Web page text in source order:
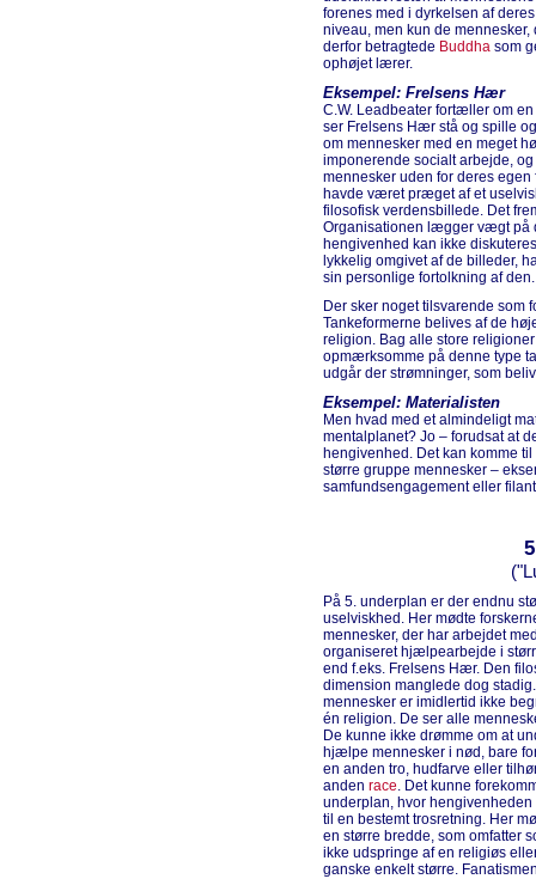
forenes med i dyrkelsen af
niveau, men kun de
derfor betragtede Buddha som
ophøjet lærer.
Eksempel: Frelsens Hær
C.W. Leadbeater fortæller om
ser Frelsens Hær stå og spille
om mennesker med en meget
imponerende socialt arbejde,
mennesker uden for deres
havde været præget af et
filosofisk verdensbillede. Det
Organisationen lægger vægt på
hengivenhed kan ikke
lykkelig omgivet af de billeder,
sin personlige fortolkning af den.
Der sker noget tilsvarende som
Tankeformerne belives af de
religion. Bag alle store
opmærksomme på denne type
udgår der strømninger, som
Eksempel: Materialisten
Men hvad med et almindeligt
mentalplanet? Jo – forudsat at
hengivenhed. Det kan komme
større gruppe mennesker –
samfundsengagement eller
På 5. underplan er der endnu
uselviskhed. Her mødte
mennesker, der har arbejdet
organiseret hjælpearbejde i
end f.eks. Frelsens Hær. Den
dimension manglede dog
mennesker er imidlertid ikke
én religion. De ser alle
De kunne ikke drømme om at
hjælpe mennesker i nød, bare
en anden tro, hudfarve eller
anden race. Det kunne
underplan, hvor hengivenheden
til en bestemt trosretning. Her
en større bredde, som omfatter
ikke udspringe af en religiøs
ganske enkelt større.